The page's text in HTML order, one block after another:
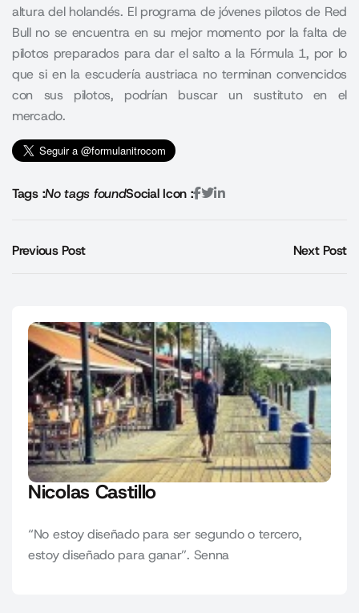
altura del holandés. El programa de jóvenes pilotos de Red
Bull no se encuentra en su mejor momento por la falta de
pilotos preparados para dar el salto a la Fórmula 1, por lo
que si en la escudería austriaca no terminan convencidos
con sus pilotos, podrían buscar un sustituto en el
mercado.
Tags :No tags foundSocial Icon :
Previous Post Next Post
Nicolas Castillo
“No estoy diseñado para ser segundo o tercero,
estoy diseñado para ganar”. Senna